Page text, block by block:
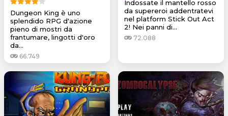
Dungeon King è uno
splendido RPG d'azione
pieno di mostri da
frantumare, lingotti d'oro
da...
66.749
Indossate il mantello rosso
da supereroi addentratevi
nel platform Stick Out Act
2! Nei panni di...
72.088